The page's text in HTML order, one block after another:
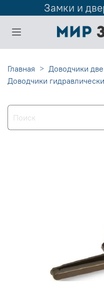
Замки и
Главная
Доводчики
Доводчики